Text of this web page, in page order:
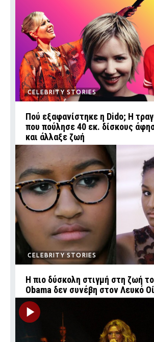
CELEBRITY STORIES
Πού εξαφανίστηκε η Dido; Η
που πούλησε 40 εκ. δίσκους
και άλλαξε ζωή
CELEBRITY STORIES
Η πιο δύσκολη στιγμή στη ζωή
Obama δεν συνέβη στον Λευκό